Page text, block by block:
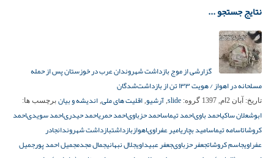
نتایج جستجو ...
گزارشی از موج بازداشت شهروندان عرب در خوزستان پس از حمله
مسلحانه در اهواز / هویت ۱۳۳ تن از بازداشت‌شدگان
تاریخ: آبان 2ام, 1397 گروه: slide
, آرشیو, اقلیت های ملی, اندیشه و بیان برچسب ها:
ابوشعلان ساکىاحمد باوىاحمد تیماساحمد حزباوىاحمد حمریاحمد حیدرىاحمد سویدىاحمد
کروشاتاسامه تیماسامید بچاریامیر عفراوىاهوازبازداشتبازداشت شهروندانجادر
عفراویجاسم کروشاتجعفر حزباوىجعفر عبیداویجلال نبهانیجمال مجدمجمیل احمد پورجمیل